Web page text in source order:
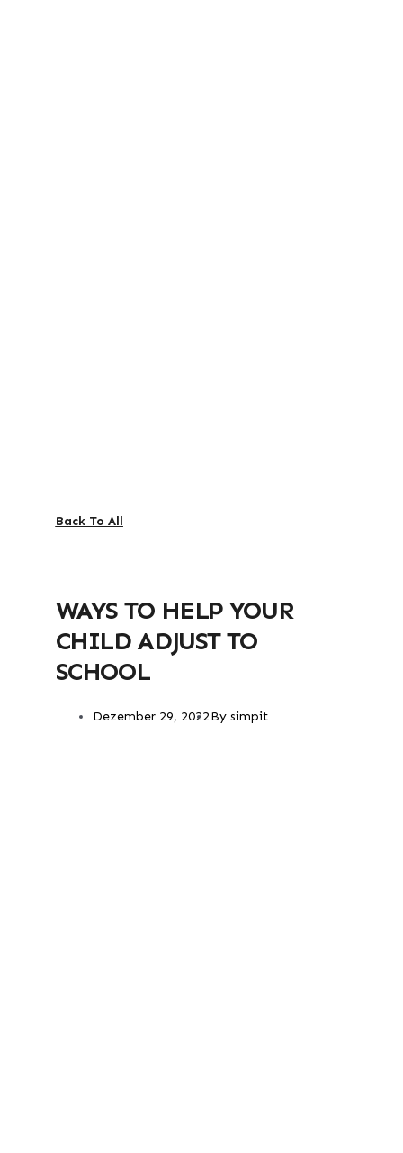
Back To All
WAYS TO HELP YOUR
CHILD ADJUST TO
SCHOOL
Dezember 29, 2022By simpit